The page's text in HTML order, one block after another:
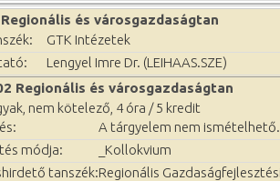
Regionális és városgazdaságtan
GTK Intézetek
Lengyel Imre Dr. (LEIHAAS.SZE)
Regionális és városgazdaságtan
nem kötelező, 4 óra / 5 kredit
A tárgyelem nem ismételhető.
módja:
_Kollokvium
tanszék:Regionális